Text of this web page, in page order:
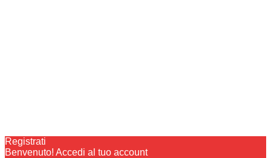
Registrati
Benvenuto! Accedi al tuo account